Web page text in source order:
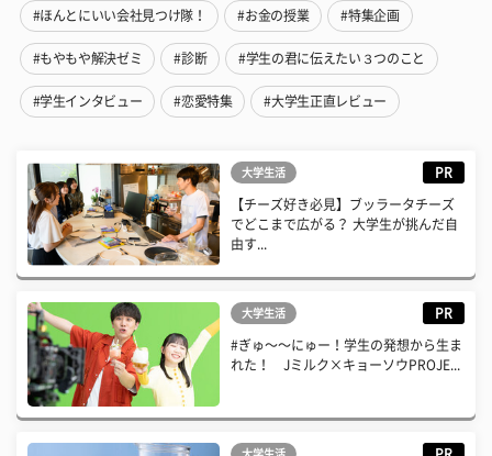
#ほんとにいい会社見つけ隊！ #お金の授業 #特集企画
#もやもや解決ゼミ #診断 #学生の君に伝えたい３つのこと
#学生インタビュー #恋愛特集 #大学生正直レビュー
大学生活 PR
【チーズ好き必見】ブッラータチーズ
でどこまで広がる？ 大学生が挑んだ自
由す...
大学生活 PR
#ぎゅ〜〜にゅー！学生の発想から生ま
れた！ Jミルク×キョーソウPROJE...